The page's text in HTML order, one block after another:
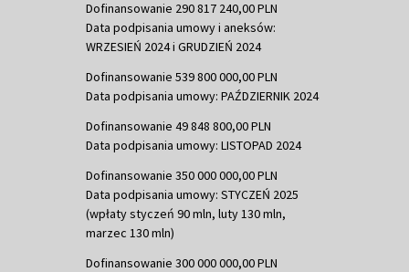
Dofinansowanie 290 817 240,00 PLN
Data podpisania umowy i aneksów:
WRZESIEŃ 2024 i GRUDZIEŃ 2024
Dofinansowanie 539 800 000,00 PLN
Data podpisania umowy: PAŹDZIERNIK 2024
Dofinansowanie 49 848 800,00 PLN
Data podpisania umowy: LISTOPAD 2024
Dofinansowanie 350 000 000,00 PLN
Data podpisania umowy: STYCZEŃ 2025
(wpłaty styczeń 90 mln, luty 130 mln,
marzec 130 mln)
Dofinansowanie 300 000 000,00 PLN